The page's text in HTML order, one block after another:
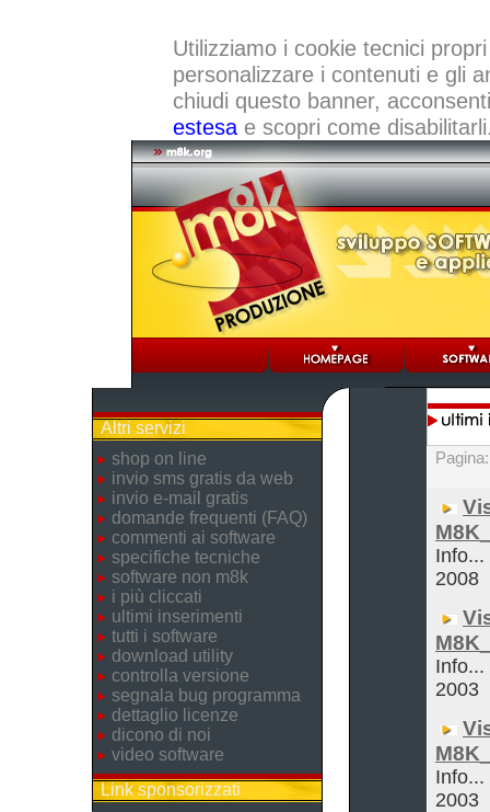
Utilizziamo i cookie tecnici
personalizzare i contenuti e gli
chiudi questo banner,
estesae scopri come
Altri servizi
shop on line
invio sms gratis da web
invio e-mail gratis
domande frequenti (FAQ)
commenti ai software
specifiche tecniche
software non m8k
i più cliccati
ultimi inserimenti
tutti i software
download utility
controlla versione
segnala bug programma
dettaglio licenze
dicono di noi
video software
Link sponsorizzati
Info...
2008
Info...
2003
Info...
2003